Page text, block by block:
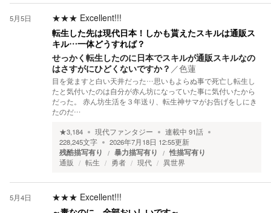
5月5日 ★★★ Excellent!!!
転生した先は現代日本！しかも貰えたスキルは通販ス
キル…一体どうすれば？
せっかく転生したのに日本でスキルが通販スキルなの
はさすがにひどくないですか？ ／色蓮
目を覚ますと白い天井だった…思いもよらぬ事で死亡し転生し
たと気付いたのは自分が赤ん坊になっていた事に気付いたから
だった。 赤ん坊生活を３年送り、転生神サマがお告げをしにき
たのだ…
★3,184 現代ファンタジー 連載中 91話
228,245文字 2026年7月18日 12:55更新
残酷描写有り 暴力描写有り 性描写有り
通販 転生 勇者 現代 異世界
5月4日 ★★★ Excellent!!!